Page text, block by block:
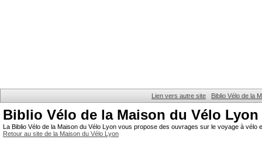
Lien vers autre site Biblio Vélo de la
Biblio Vélo de la Maison du Vélo Lyon
La Biblio Vélo de la Maison du Vélo Lyon vous propose des ouvrages sur le voyage à
Retour au site de la Maison du Vélo Lyon